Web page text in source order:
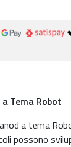
Tema Robot
a tema
possono